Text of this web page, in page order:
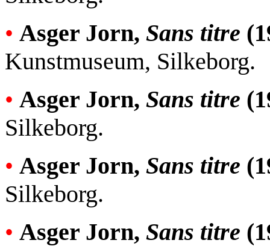
• Asger Jorn, Sans titre
Kunstmuseum, Silkeborg.
• Asger Jorn, Sans titre
Silkeborg.
• Asger Jorn, Sans titre
Silkeborg.
• Asger Jorn, Sans titre